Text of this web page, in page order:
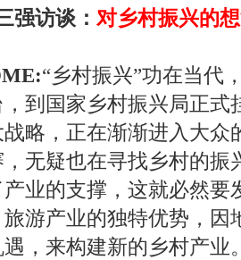
强访谈： 对乡村振兴的
“乡村振兴”功在当代
到国家乡村振兴局正式
略，正在渐渐进入大众
无疑也在寻找乡村的振
业的支撑，这就必然要
游产业的独特优势，因
，来构建新的乡村产业